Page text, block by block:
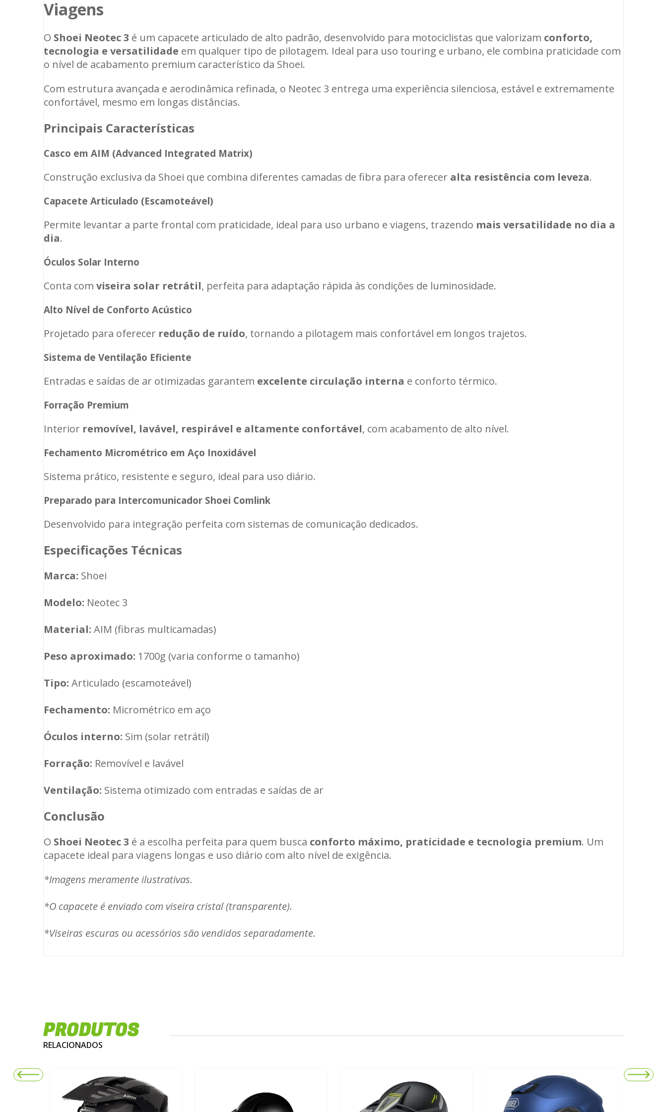
Viagens
O Shoei Neotec 3 é um capacete articulado de alto padrão, desenvolvido para motociclistas que valorizam conforto,
tecnologia e versatilidade em qualquer tipo de pilotagem. Ideal para uso touring e urbano, ele combina praticidade com
o nível de acabamento premium característico da Shoei.
Com estrutura avançada e aerodinâmica refinada, o Neotec 3 entrega uma experiência silenciosa, estável e extremamente
confortável, mesmo em longas distâncias.
Principais Características
Casco em AIM (Advanced Integrated Matrix)
Construção exclusiva da Shoei que combina diferentes camadas de fibra para oferecer alta resistência com leveza.
Capacete Articulado (Escamoteável)
Permite levantar a parte frontal com praticidade, ideal para uso urbano e viagens, trazendo mais versatilidade no dia a
dia.
Óculos Solar Interno
Conta com viseira solar retrátil, perfeita para adaptação rápida às condições de luminosidade.
Alto Nível de Conforto Acústico
Projetado para oferecer redução de ruído, tornando a pilotagem mais confortável em longos trajetos.
Sistema de Ventilação Eficiente
Entradas e saídas de ar otimizadas garantem excelente circulação interna e conforto térmico.
Forração Premium
Interior removível, lavável, respirável e altamente confortável, com acabamento de alto nível.
Fechamento Micrométrico em Aço Inoxidável
Sistema prático, resistente e seguro, ideal para uso diário.
Preparado para Intercomunicador Shoei Comlink
Desenvolvido para integração perfeita com sistemas de comunicação dedicados.
Especificações Técnicas
Marca: Shoei
Modelo: Neotec 3
Material: AIM (fibras multicamadas)
Peso aproximado: 1700g (varia conforme o tamanho)
Tipo: Articulado (escamoteável)
Fechamento: Micrométrico em aço
Óculos interno: Sim (solar retrátil)
Forração: Removível e lavável
Ventilação: Sistema otimizado com entradas e saídas de ar
Conclusão
O Shoei Neotec 3 é a escolha perfeita para quem busca conforto máximo, praticidade e tecnologia premium. Um
capacete ideal para viagens longas e uso diário com alto nível de exigência.
*Imagens meramente ilustrativas.
*O capacete é enviado com viseira cristal (transparente).
*Viseiras escuras ou acessórios são vendidos separadamente.
PRODUTOS
RELACIONADOS